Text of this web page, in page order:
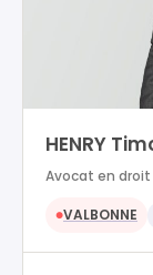
HENRY
Avocat en
●VALBONNE